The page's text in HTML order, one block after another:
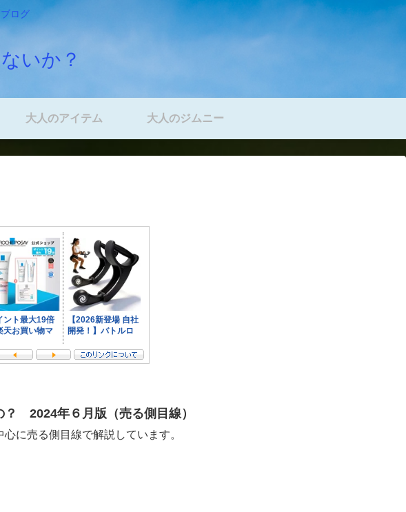
ログ
いか？
大人のアイテム 大人のジムニー
2024年６月版（売る側目線）
に売る側目線で解説しています。